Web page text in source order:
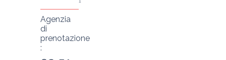
Agenzia
di
prenotazione
: